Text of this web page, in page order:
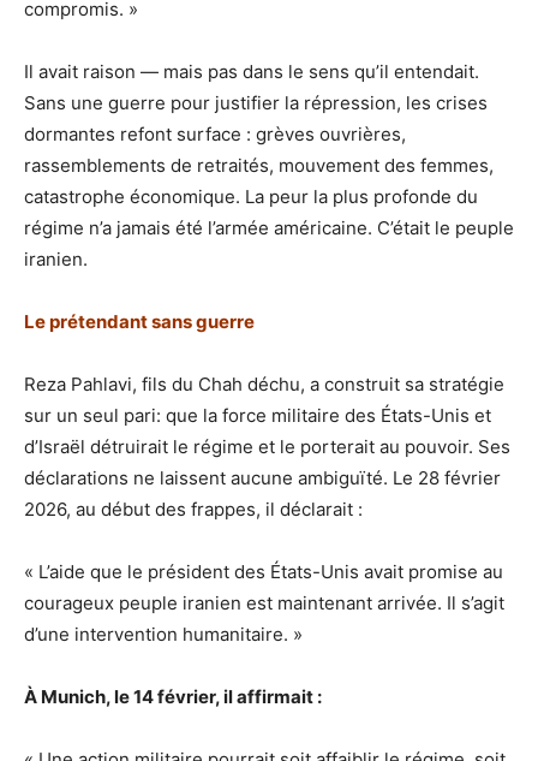
compromis. »
Il avait raison — mais pas dans le sens qu’il entendait.
Sans une guerre pour justifier la répression, les crises
dormantes refont surface : grèves ouvrières,
rassemblements de retraités, mouvement des femmes,
catastrophe économique. La peur la plus profonde du
régime n’a jamais été l’armée américaine. C’était le peuple
iranien.
Le prétendant sans guerre
Reza Pahlavi, fils du Chah déchu, a construit sa stratégie
sur un seul pari: que la force militaire des États-Unis et
d’Israël détruirait le régime et le porterait au pouvoir. Ses
déclarations ne laissent aucune ambiguïté. Le 28 février
2026, au début des frappes, il déclarait :
« L’aide que le président des États-Unis avait promise au
courageux peuple iranien est maintenant arrivée. Il s’agit
d’une intervention humanitaire. »
À Munich, le 14 février, il affirmait :